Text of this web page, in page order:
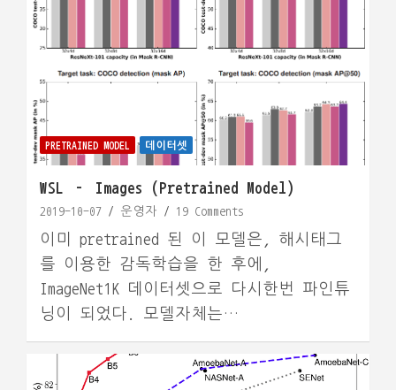
PRETRAINED MODEL 데이터셋
WSL – Images (Pretrained Model)
2019-10-07 운영자 19 Comments
이미 pretrained 된 이 모델은, 해시태그
를 이용한 감독학습을 한 후에,
ImageNet1K 데이터셋으로 다시한번 파인튜
닝이 되었다. 모델자체는…